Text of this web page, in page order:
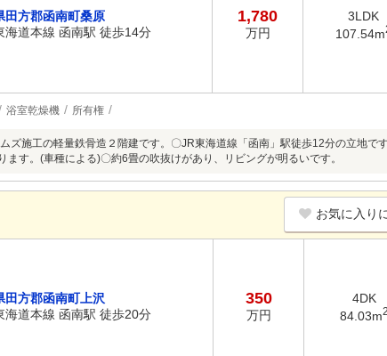
田方郡函南町桑原
海道本線 函南駅 徒歩14分
1,780
万円
3LDK
107.54m
浴室乾燥機 所有権
ズ施工の軽量鉄骨造２階建です。〇JR東海道線「函南」駅徒歩12分の立地で
ます。(車種による)〇約6畳の吹抜けがあり、リビングが明るいです。
お気に入り
田方郡函南町上沢
海道本線 函南駅 徒歩20分
350
万円
4DK
84.03m2